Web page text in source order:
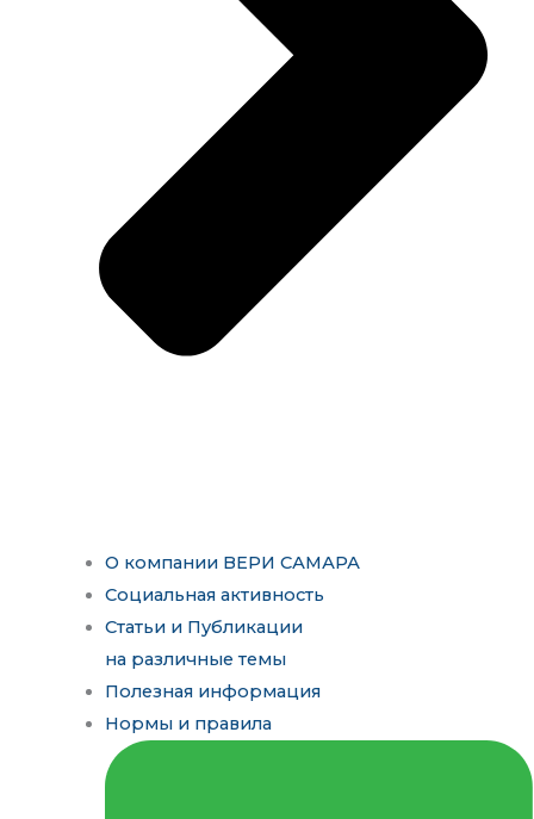
О компании ВЕРИ САМАРА
Социальная активность
Статьи и Публикации
на различные темы
Полезная информация
Нормы и правила